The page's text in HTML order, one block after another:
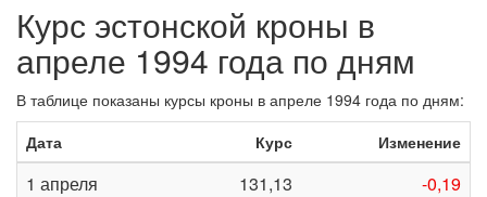
Курс эстонской кроны в
апреле 1994 года по дням
В таблице показаны курсы кроны в апреле 1994 года по дням:
Дата
Курс Изменение
1 апреля 131,13
-0,19